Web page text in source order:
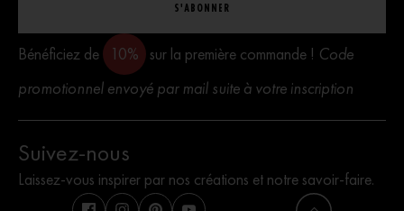
S'ABONNER
Bénéficiez de 10% sur la première commande ! Code
promotionnel envoyé par mail suite à votre inscription
Suivez-nous
Laissez-vous inspirer par nos créations et notre savoir-faire.